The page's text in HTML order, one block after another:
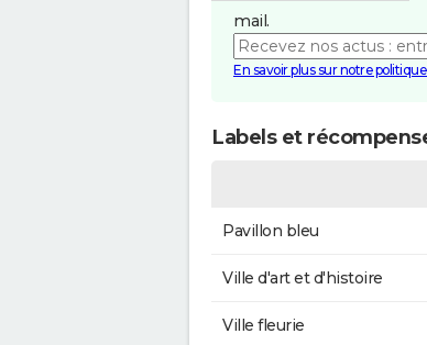
mail.
En savoir plus sur notre
Labels et
Pavillon bleu
Ville d'art et d'histoire
Ville fleurie